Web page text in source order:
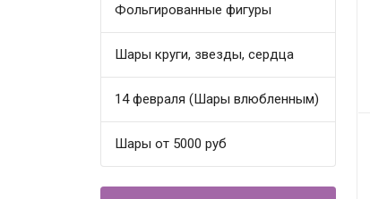
Фольгированные фигуры
Шары круги, звезды, сердца
14 февраля (Шары влюбленным)
Шары от 5000 руб